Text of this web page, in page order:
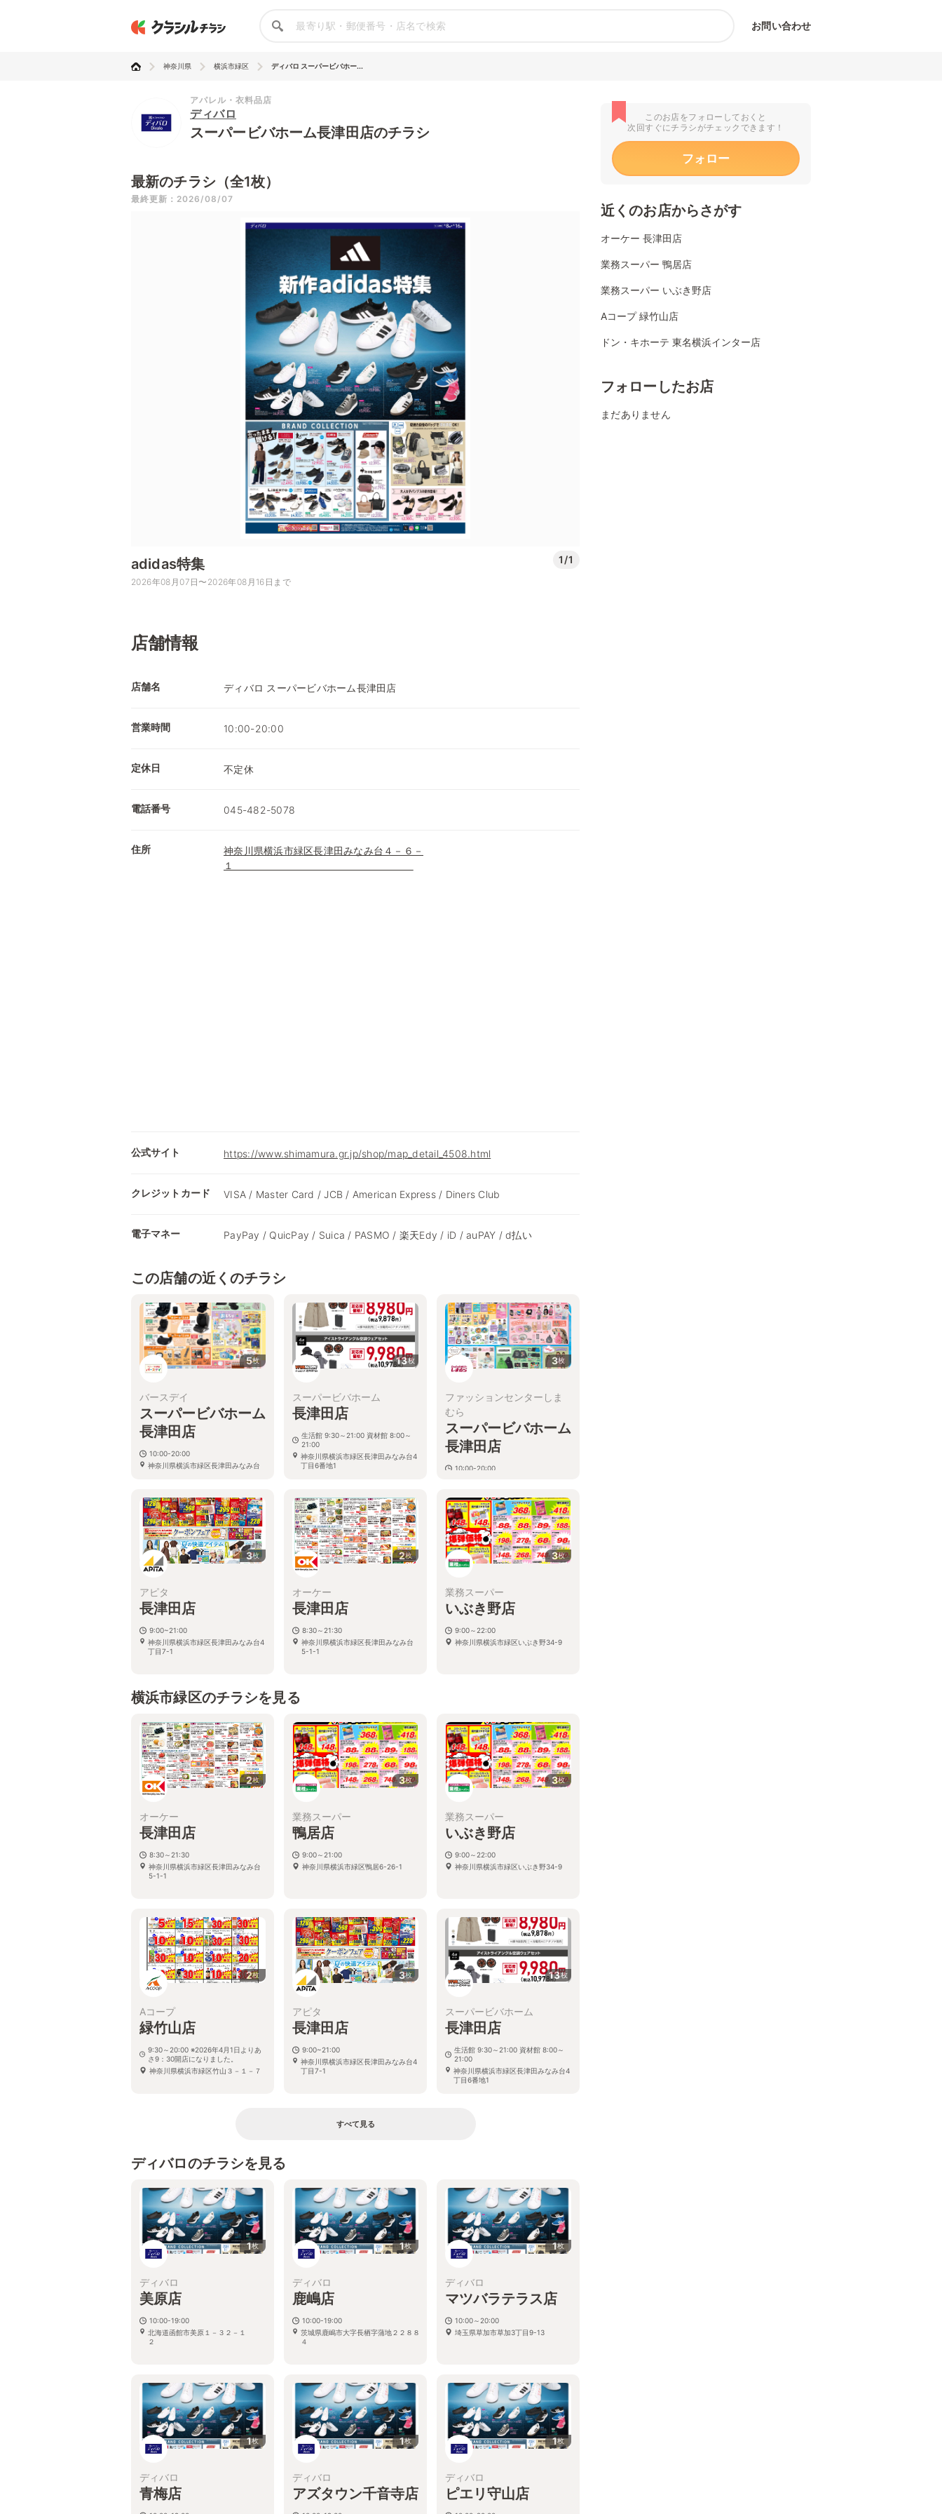
お問い合わせ
神奈川県 横浜市緑区 ディバロ スーパービバホー...
アパレル・衣料品店
ディバロ
スーパービバホーム長津田店のチラシ
最新のチラシ（全1枚）
最終更新：2026/08/07
adidas特集 1/1
2026年08月07日〜2026年08月16日まで
店舗情報
店舗名 ディバロ スーパービバホーム長津田店
営業時間 10:00-20:00
定休日 不定休
電話番号 045-482-5078
住所
神奈川県横浜市緑区長津田みなみ台４－６－
１
公式サイト https://www.shimamura.gr.jp/shop/map_detail_4508.html
クレジットカード VISA / Master Card / JCB / American Express / Diners Club
電子マネー PayPay / QuicPay / Suica / PASMO / 楽天Edy / iD / auPAY / d払い
この店舗の近くのチラシ
5枚
バースデイ
スーパービバホーム
長津田店
10:00-20:00
神奈川県横浜市緑区長津田みなみ台
13枚
スーパービバホーム
長津田店
生活館 9:30～21:00 資材館 8:00～
21:00
神奈川県横浜市緑区長津田みなみ台4
丁目6番地1
3枚
ファッションセンターしま
むら
スーパービバホーム
長津田店
10:00-20:00
3枚
アピタ
長津田店
9:00~21:00
神奈川県横浜市緑区長津田みなみ台4
丁目7-1
2枚
オーケー
長津田店
8:30～21:30
神奈川県横浜市緑区長津田みなみ台
5-1-1
3枚
業務スーパー
いぶき野店
9:00～22:00
神奈川県横浜市緑区いぶき野34-9
横浜市緑区のチラシを見る
2枚
オーケー
長津田店
8:30～21:30
神奈川県横浜市緑区長津田みなみ台
5-1-1
3枚
業務スーパー
鴨居店
9:00～21:00
神奈川県横浜市緑区鴨居6-26-1
3枚
業務スーパー
いぶき野店
9:00～22:00
神奈川県横浜市緑区いぶき野34-9
2枚
Aコープ
緑竹山店
9:30～20:00 ※2026年4月1日よりあ
さ9：30開店になりました。
神奈川県横浜市緑区竹山３－１－７
3枚
アピタ
長津田店
9:00~21:00
神奈川県横浜市緑区長津田みなみ台4
丁目7-1
13枚
スーパービバホーム
長津田店
生活館 9:30～21:00 資材館 8:00～
21:00
神奈川県横浜市緑区長津田みなみ台4
丁目6番地1
すべて見る
ディバロのチラシを見る
1枚
ディバロ
美原店
10:00-19:00
北海道函館市美原１－３２－１
２
1枚
ディバロ
鹿嶋店
10:00-19:00
茨城県鹿嶋市大字長栖字蒲地２２８８－
４
1枚
ディバロ
マツバラテラス店
10:00～20:00
埼玉県草加市草加3丁目9-13
1枚
ディバロ
青梅店
1枚
ディバロ
アズタウン千音寺店
1枚
ディバロ
ピエリ守山店
このお店をフォローしておくと
次回すぐにチラシがチェックできます！
フォロー
近くのお店からさがす
オーケー 長津田店
業務スーパー 鴨居店
業務スーパー いぶき野店
Aコープ 緑竹山店
ドン・キホーテ 東名横浜インター店
フォローしたお店
まだありません